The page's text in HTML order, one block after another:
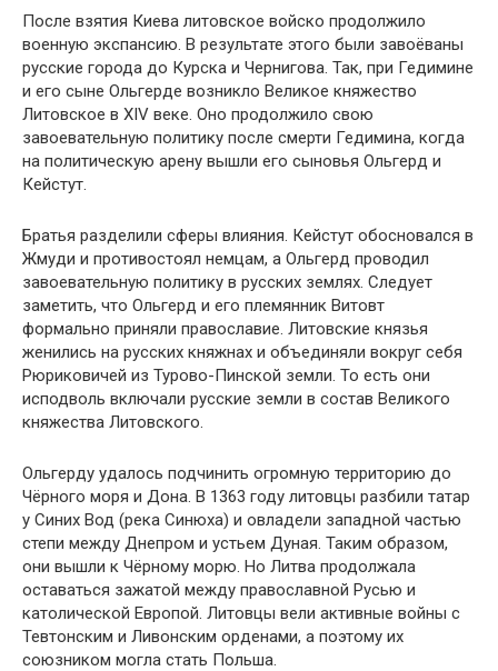
После взятия Киева литовское войско продолжило
военную экспансию. В результате этого были завоёваны
русские города до Курска и Чернигова. Так, при Гедимине
и его сыне Ольгерде возникло Великое княжество
Литовское в XIV веке. Оно продолжило свою
завоевательную политику после смерти Гедимина, когда
на политическую арену вышли его сыновья Ольгерд и
Кейстут.
Братья разделили сферы влияния. Кейстут обосновался в
Жмуди и противостоял немцам, а Ольгерд проводил
завоевательную политику в русских землях. Следует
заметить, что Ольгерд и его племянник Витовт
формально приняли православие. Литовские князья
женились на русских княжнах и объединяли вокруг себя
Рюриковичей из Турово-Пинской земли. То есть они
исподволь включали русские земли в состав Великого
княжества Литовского.
Ольгерду удалось подчинить огромную территорию до
Чёрного моря и Дона. В 1363 году литовцы разбили татар
у Синих Вод (река Синюха) и овладели западной частью
степи между Днепром и устьем Дуная. Таким образом,
они вышли к Чёрному морю. Но Литва продолжала
оставаться зажатой между православной Русью и
католической Европой. Литовцы вели активные войны с
Тевтонским и Ливонским орденами, а поэтому их
союзником могла стать Польша.